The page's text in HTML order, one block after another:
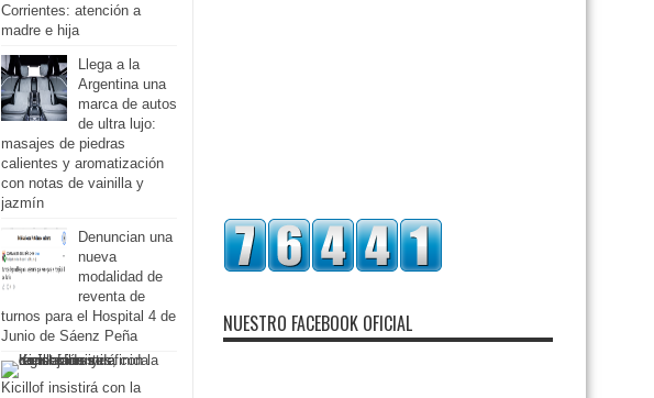
Corrientes: atención a
madre e hija
Llega a la
Argentina una
marca de autos
de ultra lujo:
masajes de piedras
calientes y aromatización
con notas de vainilla y
jazmín
Denuncian una
nueva
modalidad de
reventa de
turnos para el Hospital 4 de
Junio de Sáenz Peña
Kicillof insistirá con la
NUESTRO FACEBOOK OFICIAL